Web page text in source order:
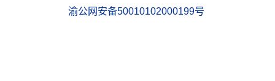
渝公网安备50010102000199号